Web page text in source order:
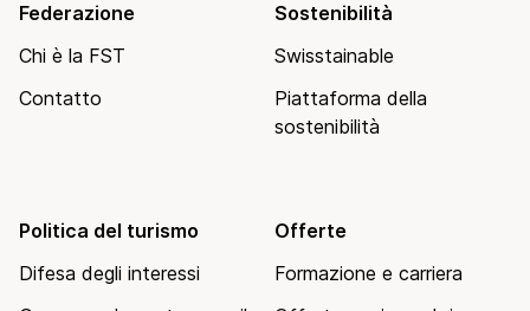
Federazione
Chi è la FST
Contatto
Sostenibilità
Swisstainable
Piattaforma della
sostenibilità
Politica del turismo
Difesa degli interessi
Offerte
Formazione e carriera